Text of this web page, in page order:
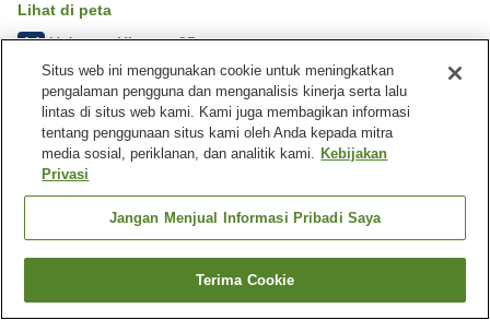
Lihat di peta
4.4 Hebat Ulasan:25
Fasilitas properti
Restoran
Beranda Jepang Shiga Kota Otsu Hira Lake House
Cari kamar
Situs web ini menggunakan cookie untuk meningkatkan
pengalaman pengguna dan menganalisis kinerja serta lalu
lintas di situs web kami. Kami juga membagikan informasi
tentang penggunaan situs kami oleh Anda kepada mitra
media sosial, periklanan, dan analitik kami. Kebijakan
Privasi
Jangan Menjual Informasi Pribadi Saya
Terima Cookie